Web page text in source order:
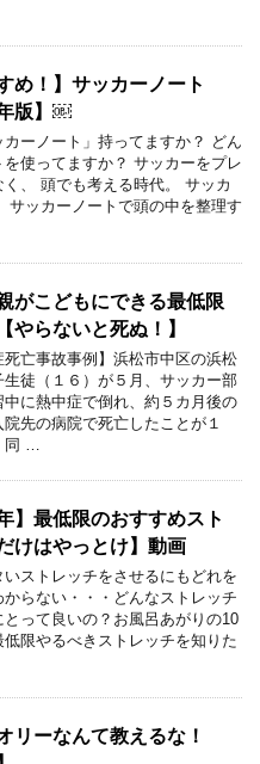
め！】サッカーノート
版】￼
ーノート」持ってますか？ どん
使ってますか？ サッカーをプレ
、 頭でも考える時代。 サッカ
サッカーノートで頭の中を整理す
がこどもにできる最低限
やらないと死ぬ！】
死亡事故事例】浜松市中区の浜松
徒（１６）が５月、サッカー部
に熱中症で倒れ、約５カ月後の
院先の病院で死亡したことが１
同 …
】最低限のおすすめスト
けはやっとけ】動画
ストレッチをさせるにもどれを
らない・・・どんなストレッチ
って良いの？お風呂あがりの10
限やるべきストレッチを知りた
リーなんて教えるな！